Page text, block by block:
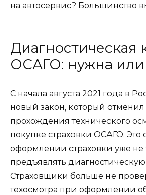
на автосервис? Большинство
Диагностическая
ОСАГО: нужна или
С начала августа 2021 года в
новый закон, который отменил
прохождения технического
покупке страховки ОСАГО. Это
оформлении страховки уже не
предъявлять диагностическую
Страховщики больше не
техосмотра при оформлении